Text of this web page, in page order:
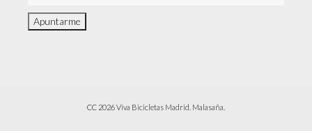
CC 2026 Viva Bicicletas Madrid. Malasaña.